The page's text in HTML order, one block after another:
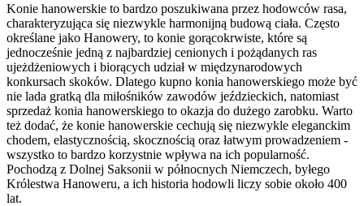
Konie hanowerskie to bardzo poszukiwana przez hodowców rasa,
charakteryzująca się niezwykle harmonijną budową ciała. Często
określane jako Hanowery, to konie gorącokrwiste, które są
jednocześnie jedną z najbardziej cenionych i pożądanych ras
ujeżdżeniowych i biorących udział w międzynarodowych
konkursach skoków. Dlatego kupno konia hanowerskiego może być
nie lada gratką dla miłośników zawodów jeździeckich, natomiast
sprzedaż konia hanowerskiego to okazja do dużego zarobku. Warto
też dodać, że konie hanowerskie cechują się niezwykle eleganckim
chodem, elastycznością, skocznością oraz łatwym prowadzeniem -
wszystko to bardzo korzystnie wpływa na ich popularność.
Pochodzą z Dolnej Saksonii w północnych Niemczech, byłego
Królestwa Hanoweru, a ich historia hodowli liczy sobie około 400
lat.